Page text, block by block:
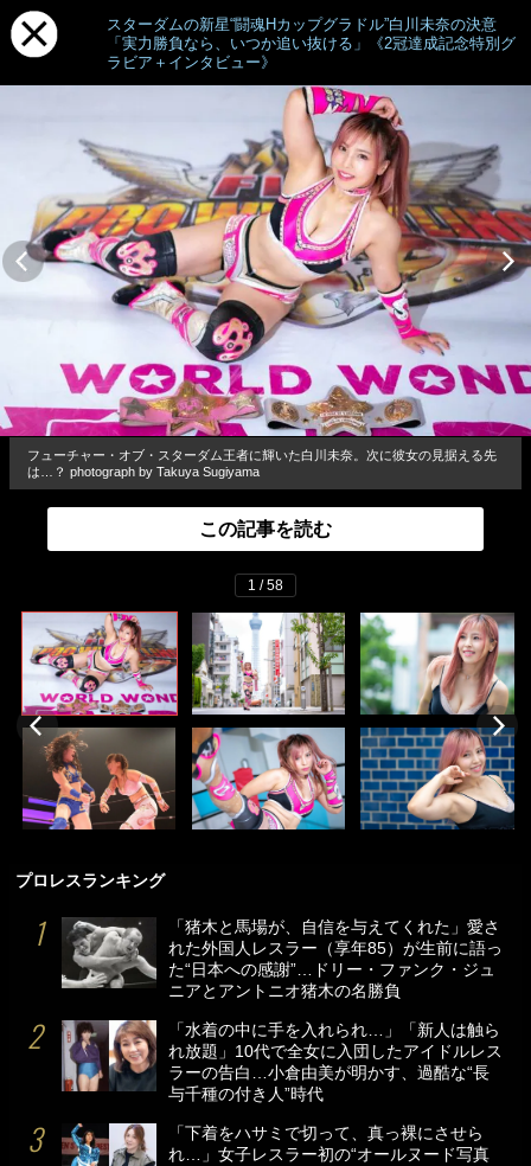
スターダムの新星“闘魂Hカップグラドル”白川未奈の決意
「実力勝負なら、いつか追い抜ける」《2冠達成記念特別グ
ラビア＋インタビュー》
フューチャー・オブ・スターダム王者に輝いた白川未奈。次に彼女の見据える先
は…？ photograph by Takuya Sugiyama
この記事を読む
1 / 58
プロレスランキング
「猪木と馬場が、自信を与えてくれた」愛さ
れた外国人レスラー（享年85）が生前に語っ
た“日本への感謝”…ドリー・ファンク・ジュ
ニアとアントニオ猪木の名勝負
「水着の中に手を入れられ…」「新人は触ら
れ放題」10代で全女に入団したアイドルレス
ラーの告白…小倉由美が明かす、過酷な“長
与千種の付き人”時代
「下着をハサミで切って、真っ裸にさせら
れ…」女子レスラー初の“オールヌード写真